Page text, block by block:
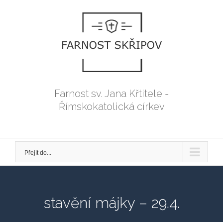
Farnost sv. Jana Křtitele -
Římskokatolická církev
Přejít do...
stavění májky – 29.4.